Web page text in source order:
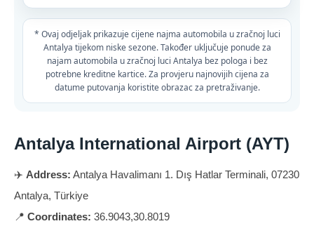
* Ovaj odjeljak prikazuje cijene najma automobila u zračnoj luci
Antalya tijekom niske sezone. Također uključuje ponude za
najam automobila u zračnoj luci Antalya bez pologa i bez
potrebne kreditne kartice. Za provjeru najnovijih cijena za
datume putovanja koristite obrazac za pretraživanje.
Antalya International Airport (AYT)
✈️ Address: Antalya Havalimanı 1. Dış Hatlar Terminali, 07230
Antalya, Türkiye
📍 Coordinates: 36.9043,30.8019